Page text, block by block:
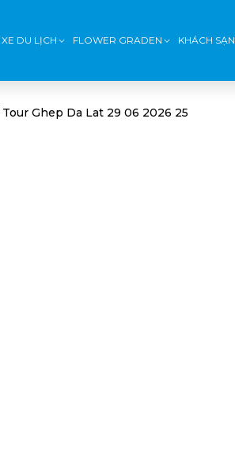
XE DU LỊCH FLOWER GRADEN KHÁCH SẠN
Tour Ghep Da Lat 29 06 2026 25